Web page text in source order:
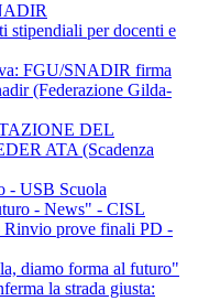
stipendiali per docenti e
FGU/SNADIR firma
(Federazione Gilda-
DEL
ATA (Scadenza
- USB Scuola
- News" - CISL
Rinvio prove finali PD -
diamo forma al futuro"
la strada giusta: